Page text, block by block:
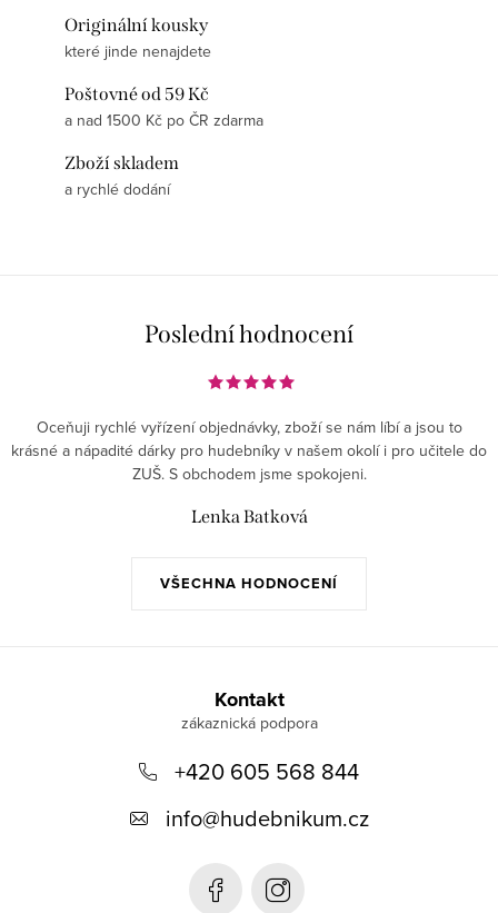
Originální kousky
které jinde nenajdete
Poštovné od 59 Kč
a nad 1500 Kč po ČR zdarma
Zboží skladem
a rychlé dodání
Poslední hodnocení
VŠECHNA HODNOCENÍ
Oceňuji rychlé vyřízení objednávky, zboží se nám líbí a jsou to
krásné a nápadité dárky pro hudebníky v našem okolí i pro učitele do
ZUŠ. S obchodem jsme spokojeni.
Lenka Batková
Kontakt
+420 605 568 844
info@hudebnikum.cz